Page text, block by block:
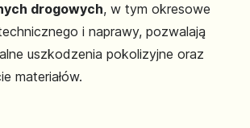
drogowych, w tym okresowe
i naprawy, pozwalają
uszkodzenia pokolizyjne oraz
materiałów.